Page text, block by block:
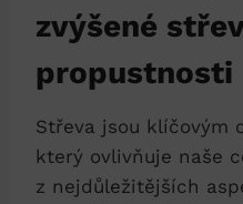
zvýšené
propustnosti
Střeva jsou klíčovým
který ovlivňuje naše
z nejdůležitějších